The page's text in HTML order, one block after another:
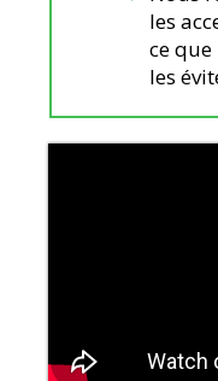
les
ce
les